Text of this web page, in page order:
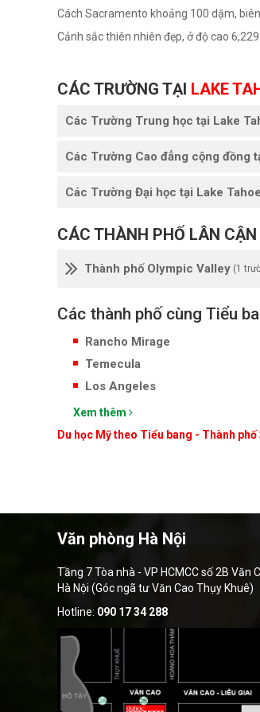
Cách Sacramento khoảng 100 dặm,
Cảnh sắc thiên nhiên đẹp, ở độ cao
CÁC TRƯỜNG TẠI LAKE
Các Trường Trung học tại Lake
Các Trường Cao đẳng cộng đồng
Các Trường Đại học tại Lake Tahoe
CÁC THÀNH PHỐ LÂN CẬN
Thành phố Olympic Valley (1
Các thành phố cùng Tiểu
Rancho Mirage
Temecula
Los Angeles
Xem thêm
Du học Mỹ theo Tiểu bang - Thành phố
Văn phòng Hà Nội
Tầng 7 Tòa nhà - VP HCMCC số 2B Văn
Hà Nội (Góc ngã tư Văn Cao Thụy Khuê)
Hotline: 090 17 34 288